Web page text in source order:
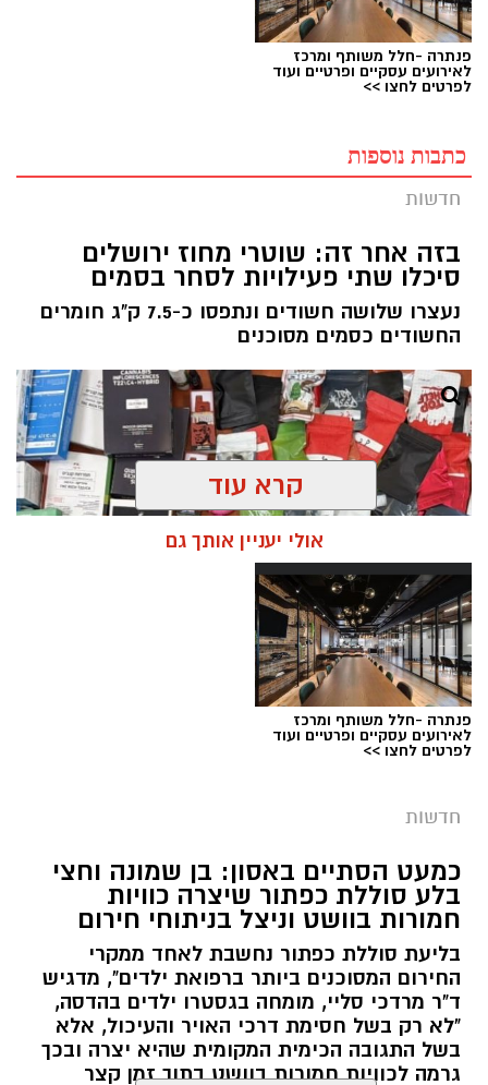
פנתרה -חלל משותף ומרכז
לאירועים עסקיים ופרטיים ועוד
לפרטים לחצו >>
כתבות נוספות
חדשות
בזה אחר זה: שוטרי מחוז ירושלים
סיכלו שתי פעילויות לסחר בסמים
נעצרו שלושה חשודים ונתפסו כ-7.5 ק"ג חומרים
החשודים כסמים מסוכנים
צילום: דוברות המשטרה
מערכת ירושלים נט / 09:11 06.08.26
הסמים המסוכנים, בוצעו בימים האחרונים שתי
פעילויות ממוקדות, שהובילו למעצר של שלושה
החשודים כסמים מסוכנים, כסף מזומן ואמצעים
נוספים.
בפעילות בלשי תחנת לב הבירה שביצעו חיפוש
ע"פ צו בימ"ש, אותרו שני כלי רכב שעוררו את
קרא עוד
אולי יעניין אותך גם
פנתרה -חלל משותף ומרכז
לאירועים עסקיים ופרטיים ועוד
לפרטים לחצו >>
חדשות
כמעט הסתיים באסון: בן שמונה וחצי
בלע סוללת כפתור שיצרה כוויות
חמורות בוושט וניצל בניתוחי חירום
בליעת סוללת כפתור נחשבת לאחד ממקרי
החירום המסוכנים ביותר ברפואת ילדים", מדגיש
ד"ר מרדכי סליי, מומחה בגסטרו ילדים בהדסה,
"לא רק בשל חסימת דרכי האויר והעיכול, אלא
בשל התגובה הכימית המקומית שהיא יצרה ובכך
גרמה לכוויות חמורות בוושט בתוך זמן קצר